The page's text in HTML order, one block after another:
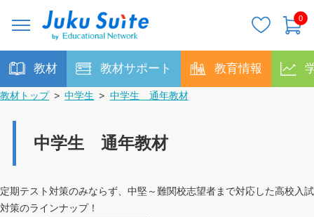
0
教材 教材サポート 教育情報
教材トップ > 中学生 > 中学生 通年教材
中学生 通年教材
定期テスト対策のみならず、中堅～難関校志望者まで対応した高校入試
対策のラインナップ！